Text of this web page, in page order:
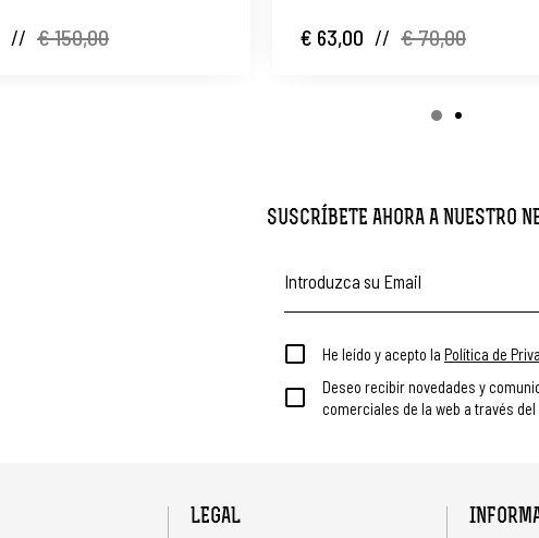
// € 150,00 € 63,00 // € 70,00
SUSCRÍBETE AHORA A NUESTRO
He leído y acepto la Política de
Deseo recibir novedades y
comerciales de la web a través
LEGAL